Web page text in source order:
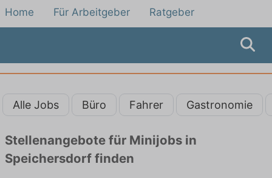
Home Für Arbeitgeber Ratgeber
Alle Jobs Büro Fahrer Gastronomie
Stellenangebote für Minijobs in
Speichersdorf finden